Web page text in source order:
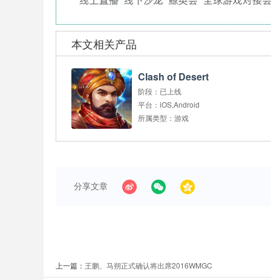
本文相关产品
Clash of Desert
阶段： 已上线
平台： iOS,Android
所属类型： 游戏
分享文章
上一篇： 王鹏、马朔正式确认将出席2016WMGC